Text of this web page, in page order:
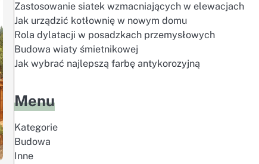
Zastosowanie siatek wzmacniających w elewacjach
Jak urządzić kotłownię w nowym domu
Rola dylatacji w posadzkach przemysłowych
Budowa wiaty śmietnikowej
Jak wybrać najlepszą farbę antykorozyjną
Menu
Kategorie
Budowa
Inne